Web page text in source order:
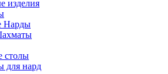
изделия
Нарды
столы
для нард